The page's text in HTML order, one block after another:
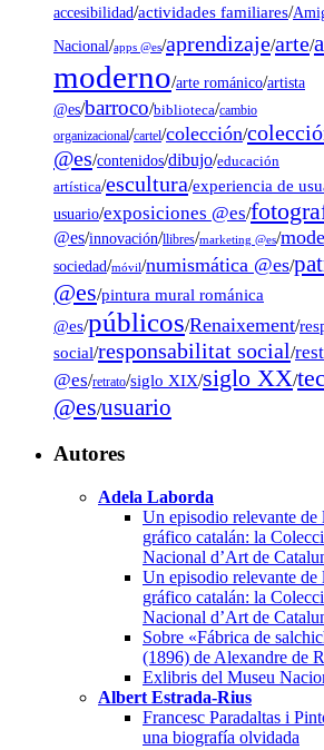
accesibilidad/actividades familiares/
Nacional/apps @es/aprendizaje/arte/
moderno/arte románico/artista
@es/barroco/biblioteca/cambio
organizacional/cartel/colección/
@es/contenidos/dibujo/educación
artística/escultura/experiencia de
usuario/exposiciones @es/
@es/innovación/llibres/marketing @es/
sociedad/móvil/numismática @es/
@es/pintura mural románica
@es/públicos/Renaixement/
social/responsabilitat social/
@es/retrato/siglo XIX/siglo XX/
@es/usuario
Autores
Adela Laborda
Un episodio relevante
gráfico catalán: la
Nacional d’Art de
Un episodio relevante
gráfico catalán: la
Nacional d’Art de
Sobre «Fábrica de
(1896) de Alexandre de
Exlibris del Museu
Albert Estrada-Rius
Francesc Paradaltas i
una biografía olvidada